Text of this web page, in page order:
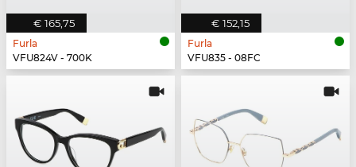
€ 165,75
Furla
VFU824V - 700K
€ 152,15
Furla
VFU835 - 08FC